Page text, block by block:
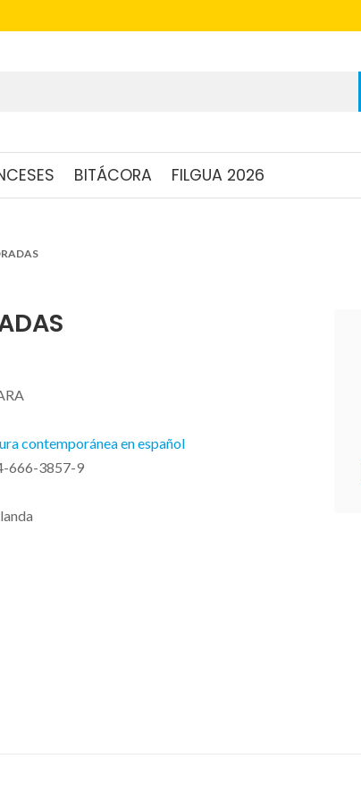
BITÁCORA FILGUA 2026
contemporánea en español
666-3857-9